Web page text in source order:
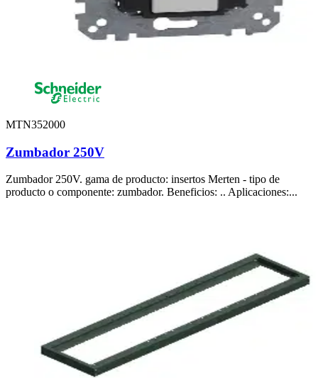
MTN352000
Zumbador 250V
Zumbador 250V. gama de producto: insertos Merten - tipo de
producto o componente: zumbador. Beneficios: .. Aplicaciones:...